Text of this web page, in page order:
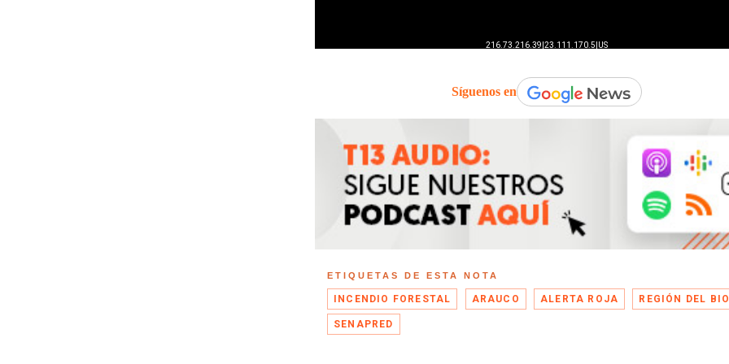
Síguenos en
ETIQUETAS DE ESTA NOTA
INCENDIO FORESTAL ARAUCO ALERTA ROJA REGIÓN DEL
SENAPRED